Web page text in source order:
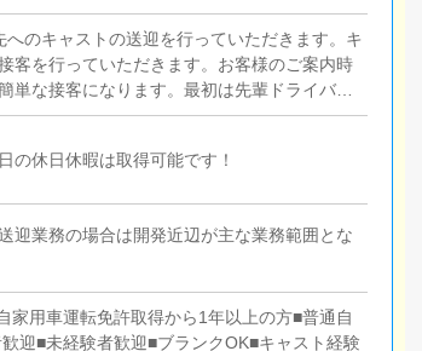
のキャストの送迎を行っていただきます。キ
客を行っていただきます。お客様のご案内時
な接客になります。最初は先輩ドライバー
ので、未経験の方でも安心して働けます。
の休日休暇は取得可能です！
迎業務の場合は開発近辺が主な業務範囲とな
用車運転免許取得から1年以上の方■普通自
迎■未経験者歓迎■ブランクOK■キャスト経験